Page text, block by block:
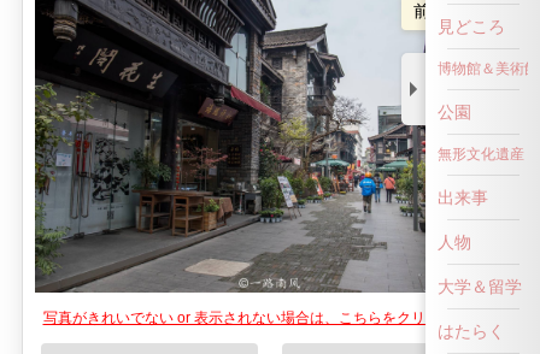
前へ戻る
写真がきれいでない or 表示されない場合は、こちらをクリックして！
見どころ
博物館＆美術館
公園
無形文化遺産
出来事
人物
大学＆留学
はたらく